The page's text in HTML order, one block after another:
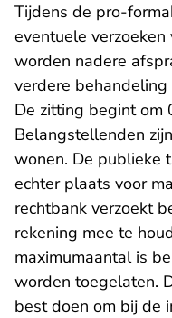
Tijdens de pro-
eventuele
worden nadere
verdere behandeling
De zitting begint om
Belangstellenden
wonen. De publieke
echter plaats voor
rechtbank verzoekt
rekening mee te
maximumaantal is
worden toegelaten.
best doen om bij de